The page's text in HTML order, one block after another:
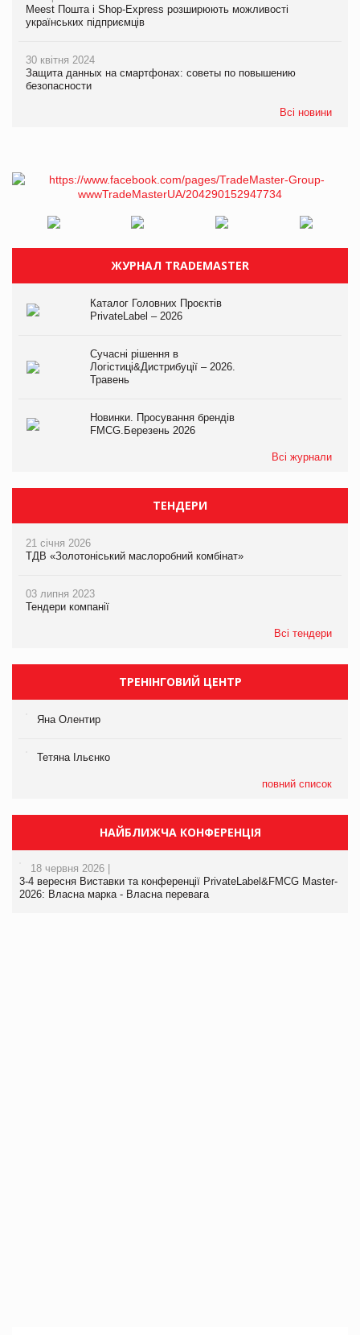
Meest Пошта і Shop-Express розширюють можливості
українських підприємців
30 квітня 2024
Защита данных на смартфонах: советы по повышению
безопасности
Всі новини
ЖУРНАЛ TRADEMASTER
Каталог Головних Проєктів
PrivateLabel – 2026
Сучасні рішення в
Логістиці&Дистрибуції – 2026.
Травень
Новинки. Просування брендів
FMCG.Березень 2026
Всі журнали
ТЕНДЕРИ
21 січня 2026
ТДВ «Золотоніський маслоробний комбінат»
03 липня 2023
Тендери компанії
Всі тендери
ТРЕНІНГОВИЙ ЦЕНТР
Яна Олентир
Тетяна Ільєнко
повний список
НАЙБЛИЖЧА КОНФЕРЕНЦІЯ
18 червня 2026 |
3-4 вересня Виставки та конференції PrivateLabel&FMCG Master-
2026: Власна марка - Власна перевага